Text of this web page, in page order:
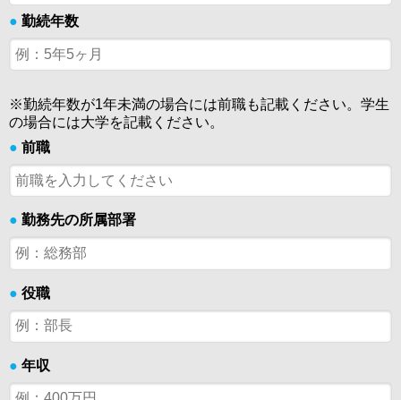
● 勤続年数
※勤続年数が1年未満の場合には前職も記載ください。学生
の場合には大学を記載ください。
● 前職
● 勤務先の所属部署
● 役職
● 年収